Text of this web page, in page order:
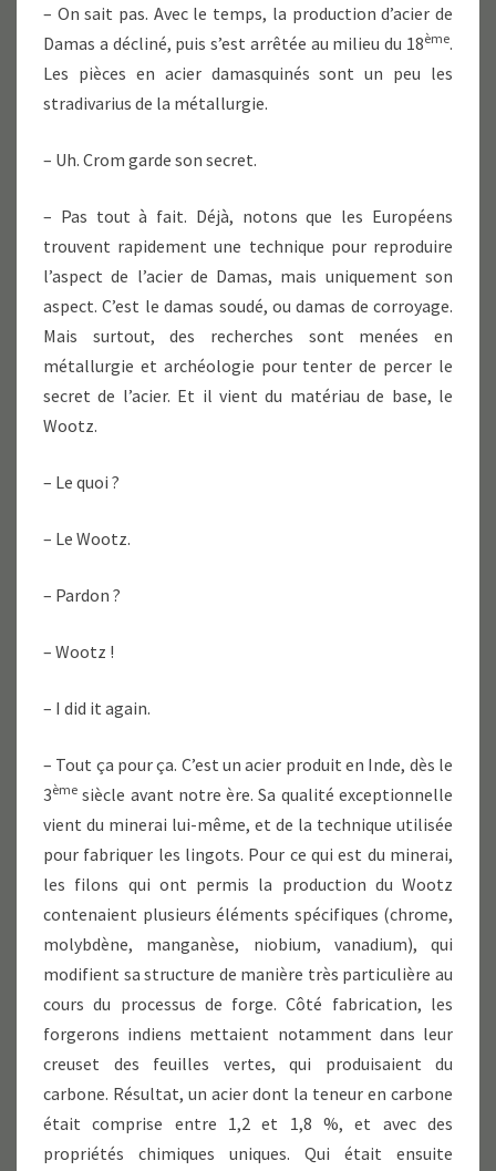
– On sait pas. Avec le temps, la production d’acier de
Damas a décliné, puis s’est arrêtée au milieu du 18ème.
Les pièces en acier damasquinés sont un peu les
stradivarius de la métallurgie.
– Uh. Crom garde son secret.
– Pas tout à fait. Déjà, notons que les Européens
trouvent rapidement une technique pour reproduire
l’aspect de l’acier de Damas, mais uniquement son
aspect. C’est le damas soudé, ou damas de corroyage.
Mais surtout, des recherches sont menées en
métallurgie et archéologie pour tenter de percer le
secret de l’acier. Et il vient du matériau de base, le
Wootz.
– Le quoi ?
– Le Wootz.
– Pardon ?
– Wootz !
– I did it again.
– Tout ça pour ça. C’est un acier produit en Inde, dès le
3ème siècle avant notre ère. Sa qualité exceptionnelle
vient du minerai lui-même, et de la technique utilisée
pour fabriquer les lingots. Pour ce qui est du minerai,
les filons qui ont permis la production du Wootz
contenaient plusieurs éléments spécifiques (chrome,
molybdène, manganèse, niobium, vanadium), qui
modifient sa structure de manière très particulière au
cours du processus de forge. Côté fabrication, les
forgerons indiens mettaient notamment dans leur
creuset des feuilles vertes, qui produisaient du
carbone. Résultat, un acier dont la teneur en carbone
était comprise entre 1,2 et 1,8 %, et avec des
propriétés chimiques uniques. Qui était ensuite